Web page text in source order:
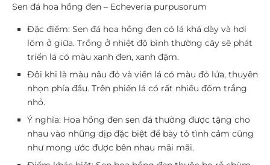
Sen đá hoa hồng đen – Echeveria purpusorum
Đặc điểm: Sen đá hoa hồng đen có lá khá dày và hơi
lõm ở giữa. Trồng ở nhiệt độ bình thường cây sẽ phát
triển lá có màu xanh đen, xanh đậm.
Đôi khi là màu nâu đỏ và viền lá có màu đỏ lửa, thuyên
nhọn phía đầu. Trên phiến lá có rất nhiều đốm trắng
nhỏ.
Ý nghĩa: Hoa hồng đen sen đá thường được tặng cho
nhau vào những dịp đặc biệt để bày tỏ tình cảm cũng
như mong ước được bên nhau mãi mãi.